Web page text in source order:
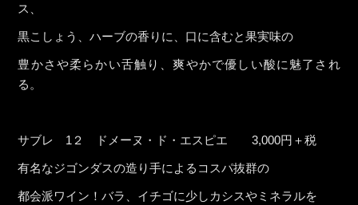
ス、
黒こしょう、ハーブの香りに、口に含むと果実味の
豊かさや柔らかい舌触り、爽やかで優しい酸に魅了され
る。
サブレ 1２ ドメーヌ・ド・エスピエ 3,000円＋税
有名なジゴンダスの造り手によるコスパ抜群の
都会派ワイン！バラ、イチゴに少しカシスやミネラルを